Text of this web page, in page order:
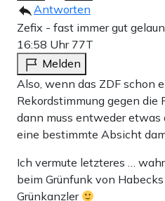
Antworten
Zefix - fast immer gut
16:58 Uhr 77T
Melden
Also, wenn das ZDF schon
Rekordstimmung gegen die
dann muss entweder etwas
eine bestimmte Absicht
Ich vermute letzteres …
beim Grünfunk von
Grünkanzler